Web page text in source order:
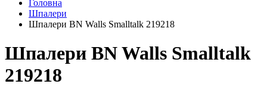
Головна
Шпалери
Шпалери BN Walls Smalltalk 219218
Шпалери BN Walls Smalltalk
219218